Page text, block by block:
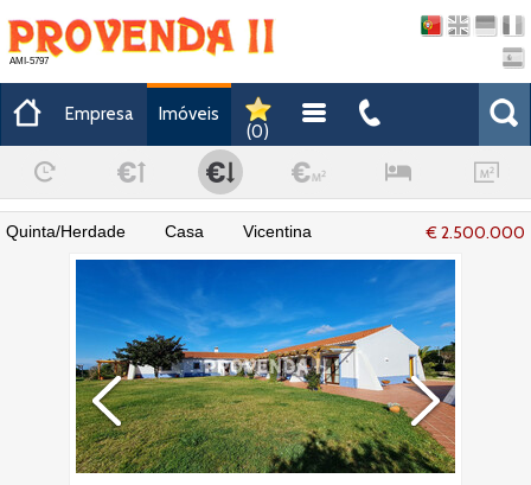
AMI-5797
Empresa
Imóveis
(0)
€ 2.500.000
Quinta/Herdade Casa Vicentina